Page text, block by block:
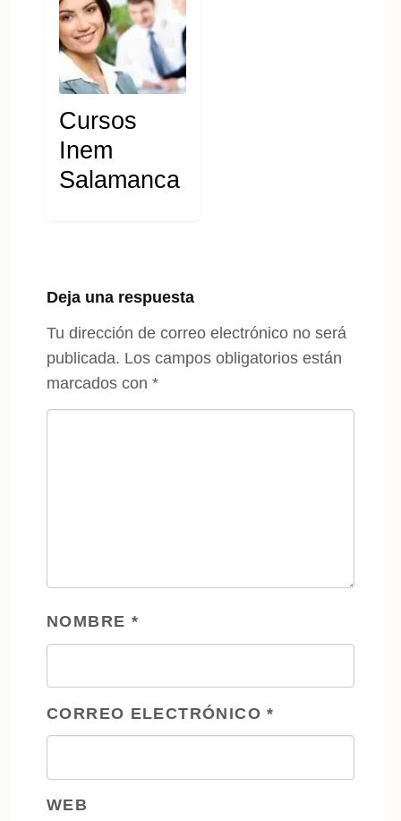
Cursos
Inem
Salamanca
Deja una respuesta
Tu dirección de correo electrónico no será
publicada. Los campos obligatorios están
marcados con *
NOMBRE *
CORREO ELECTRÓNICO*
WEB